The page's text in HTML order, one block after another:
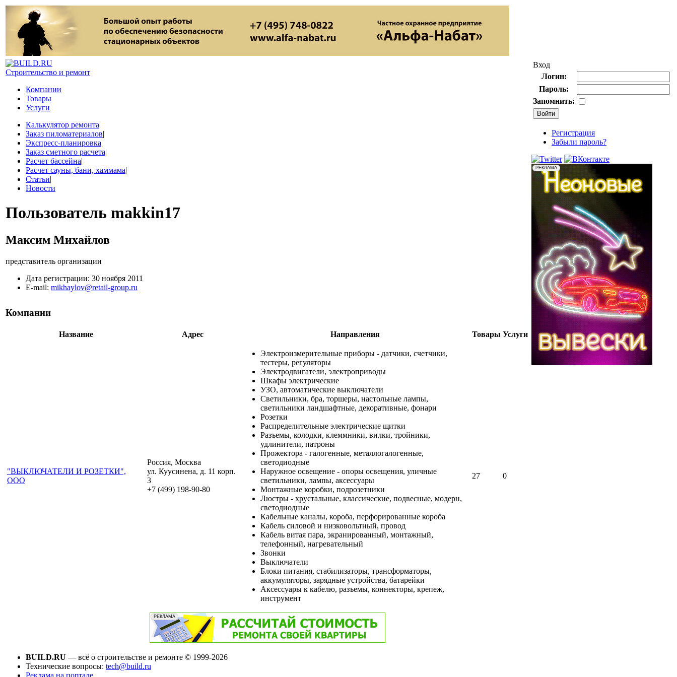
Строительство и ремонт
Компании
Товары
Услуги
Калькулятор ремонта|
Заказ пиломатериалов|
Экспресс-планировка|
Заказ сметного расчета|
Расчет бассейна|
Расчет сауны, бани, хаммама|
Статьи|
Новости
Пользователь makkin17
Максим Михайлов
представитель организации
Дата регистрации: 30 ноября 2011
E-mail: mikhaylov@retail-group.ru
Компании
Название Адрес Направления Товары Услуги
"ВЫКЛЮЧАТЕЛИ И РОЗЕТКИ",
ООО
Россия, Москва
ул. Куусинена, д. 11 корп.
3
+7 (499) 198-90-80
Электроизмерительные приборы - датчики, счетчики,
тестеры, регуляторы
Электродвигатели, электроприводы
Шкафы электрические
УЗО, автоматические выключатели
Светильники, бра, торшеры, настольные лампы,
светильники ландшафтные, декоративные, фонари
Розетки
Распределительные электрические щитки
Разъемы, колодки, клеммники, вилки, тройники,
удлинители, патроны
Прожектора - галогенные, металлогалогенные,
светодиодные
Наружное освещение - опоры освещения, уличные
светильники, лампы, аксессуары
Монтажные коробки, подрозетники
Люстры - хрустальные, классические, подвесные, модерн,
светодиодные
Кабельные каналы, короба, перфорированные короба
Кабель силовой и низковольтный, провод
Кабель витая пара, экранированный, монтажный,
телефонный, нагревательный
Звонки
Выключатели
Блоки питания, стабилизаторы, трансформаторы,
аккумуляторы, зарядные устройства, батарейки
Аксессуары к кабелю, разъемы, коннекторы, крепеж,
инструмент
27 0
Вход
Логин:
Пароль:
Запомнить:
Регистрация
Забыли пароль?
BUILD.RU — всё о строительстве и ремонте © 1999-2026
Технические вопросы: tech@build.ru
Реклама на портале